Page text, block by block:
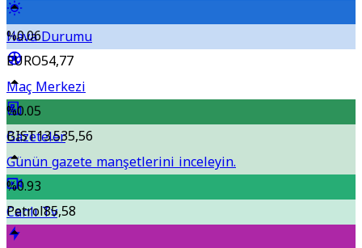
Hava Durumu
Maç Merkezi
Gazeteler
Günün gazete manşetlerini inceleyin.
Canlı Tv
%0.06
EURO54,77
%0.05
BIST13.535,56
%0.93
Petrol85,58